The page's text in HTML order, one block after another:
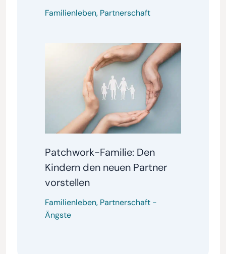
Familienleben, Partnerschaft
Patchwork-Familie: Den
Kindern den neuen Partner
vorstellen
Familienleben, Partnerschaft-
Ängste